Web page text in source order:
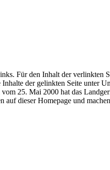
Für den Inhalt der verlinkten
der gelinkten Seite unter
25. Mai 2000 hat das
dieser Homepage und